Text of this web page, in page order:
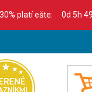
30% platí ešte: 0d 5h